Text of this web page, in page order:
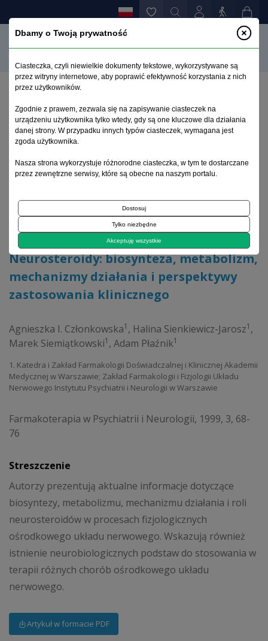
Neurosteroidy: biosynteza, metabolizm, mechanizmy
działania i perspektywy zastosowania klinicznego
Archiwum 1995–2023
1999, tom 15, zeszyt 3
Artykuł
Neurosteroidy: biosynteza, metabolizm,
mechanizmy działania i perspektywy
zastosowania klinicznego
Agnieszka I. Członkowska1 , Halina Sienkiewicz-Jarosz1 ,
Marek Siemiątkowski1 , Adam Płaźnik1
1. Katedra i Zakład Farmakologii Doświadczalnej i Klinicznej Akademii
Medycznej w Warszawie; Zakład Farmakologii i Fizjologii Układu
Nerwowego Instytutu Psychiatrii i Neurologii w Warszawie
Farmakoterapia w Psychiatrii i Neurologii, 1999, 3, 68-
76
Streszczenie
Autorzy prezentują aktualne informacje dotyczące
biosyntezy, metabolizmu, mechanizmu działania i roli
neurosteroidów w procesach fizjologicznych
ośrodkowego układu nerwowego. Wskazują również
istnienie neurobiologicznych podstaw do stosowania w
terapii różnych chorób ośrodkowego układu
nerwowego.
Artykuł w formacie PDF
Dbamy o Twoją prywatność
Ciasteczka, czyli niewielkie dokumenty tekstowe, wykorzystywane są
przez witryny internetowe, aby poprawić efektywność korzystania z nich
przez użytkowników.
Zgodnie z prawem, zezwala się na zapisywanie ciasteczek na
urządzeniu użytkownika tylko wtedy, gdy są one kluczowe dla działania
danej strony. W przypadku innych typów ciasteczek, wymagana jest
zgoda użytkownika.
Nasza strona wykorzystuje różnorodne ciasteczka, w tym te dostarczane
przez zewnętrzne serwisy, które są obecne na naszym portalu.
Dostosuj
Tylko niezbędne
Akceptuję wszystkie